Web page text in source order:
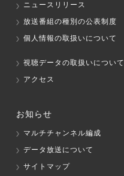
ニュースリリース
放送番組の種別の公表制度
個人情報の取扱いについて
視聴データの取扱いについて
アクセス
お知らせ
マルチチャンネル編成
データ放送について
サイトマップ